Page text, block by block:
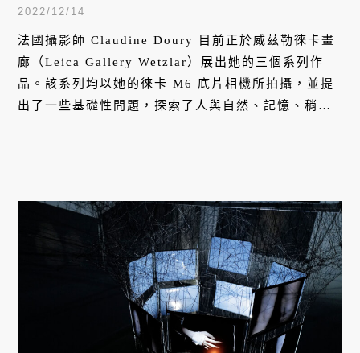
2022/12/14
法國攝影師 Claudine Doury 目前正於威茲勒徠卡畫
廊（Leica Gallery Wetzlar）展出她的三個系列作
品。該系列均以她的徠卡 M6 底片相機所拍攝，並提
出了一些基礎性問題，探索了人與自然、記憶、稍縱